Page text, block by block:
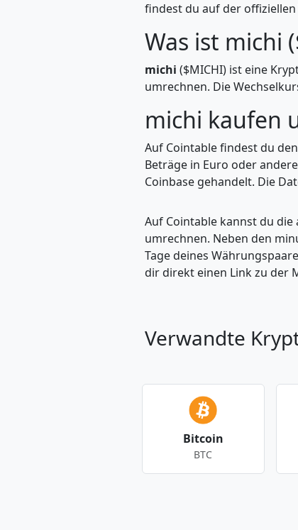
findest du auf der offiziellen
Was ist michi
michi ($MICHI) ist eine
umrechnen. Die
michi kaufen
Auf Cointable findest du
Beträge in Euro oder
Coinbase gehandelt. Die
Auf Cointable kannst du
umrechnen. Neben den
Tage deines
dir direkt einen Link zu der
Verwandte
Bitcoin
BTC